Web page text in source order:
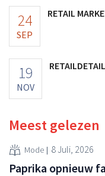
24
SEP
RETAIL
19
NOV
Meest gelezen
Mode 8 Juli, 2026
Paprika opnieuw